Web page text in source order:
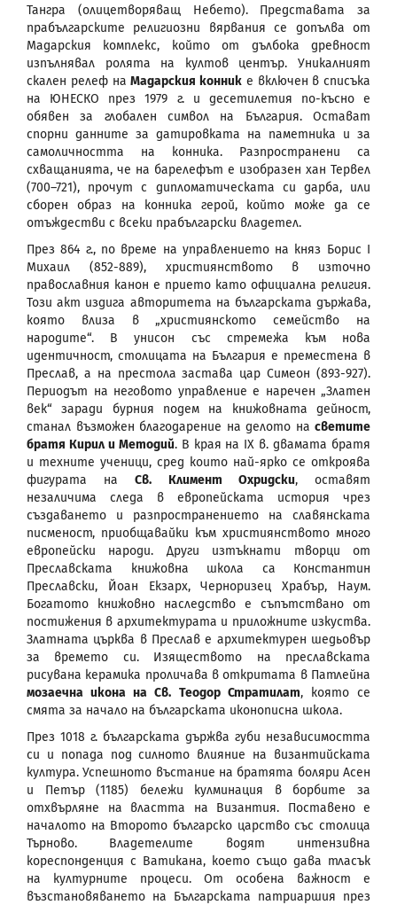
Тангра (олицетворяващ Небето). Представата за
прабългарските религиозни вярвания се допълва от
Мадарския комплекс, който от дълбока древност
изпълнявал ролята на култов център. Уникалният
скален релеф наМадарския конник е включен в списъка
на ЮНЕСКО през 1979 г. и десетилетия по-късно е
обявен за глобален символ на България. Остават
спорни данните за датировката на паметника и за
самоличността на конника. Разпространени са
схващанията, че на барелефът е изобразен хан Тервел
(700–721), прочут с дипломатическата си дарба, или
сборен образ на конника герой, който може да се
отъждестви с всеки прабългарски владетел.
През 864 г., по време на управлението на княз Борис I
Михаил (852-889), християнството в източно
православния канон е прието като официална религия.
Този акт издига авторитета на българската държава,
която влиза в „християнското семейство на
народите“. В унисон със стремежа към нова
идентичност, столицата на България е преместена в
Преслав, а на престола застава цар Симеон (893-927).
Периодът на неговото управление е наречен „Златен
век“ заради бурния подем на книжовната дейност,
станал възможен благодарение на делото на светите
братя Кирил и Методий. В края на IX в. двамата братя
и техните ученици, сред които най-ярко се откроява
фигурата наСв. Климент Охридски, оставят
незаличима следа в европейската история чрез
създаването и разпространението на славянската
писменост, приобщавайки към християнството много
европейски народи. Други изтъкнати творци от
Преславската книжовна школа са Константин
Преславски, Йоан Екзарх, Черноризец Храбър, Наум.
Богатото книжовно наследство е съпътствано от
постижения в архитектурата и приложните изкуства.
Златната църква в Преслав е архитектурен шедьовър
за времето си. Изяществото на преславската
рисувана керамика проличава в откритата в Патлейна
мозаечна икона на Св. Теодор Стратилат, която се
смята за начало на българската иконописна школа.
През 1018 г. българската държва губи независимостта
си и попада под силното влияние на византийската
култура. Успешното въстание на братята боляри Асен
и Петър (1185) бележи кулминация в борбите за
отхвърляне на властта на Византия. Поставено е
началото на Второто българско царство със столица
Търново. Владетелите водят интензивна
кореспонденция с Ватикана, което също дава тласък
на културните процеси. От особена важност е
възстановяването на Българската патриаршия през